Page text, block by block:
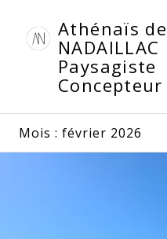
contenu
Athénaïs de
NADAILLAC
Paysagiste
Concepteur
Mois : février 2026